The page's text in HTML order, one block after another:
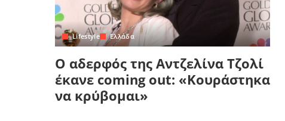
Lifestyle Ελλάδα
Ο αδερφός της Αντζελίνα Τζολί
έκανε coming out: «Κουράστηκα
να κρύβομαι»